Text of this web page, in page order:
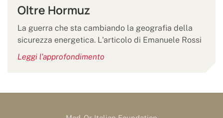
Oltre Hormuz
La guerra che sta cambiando la geografia della
sicurezza energetica. L'articolo di Emanuele Rossi
Leggi l'approfondimento